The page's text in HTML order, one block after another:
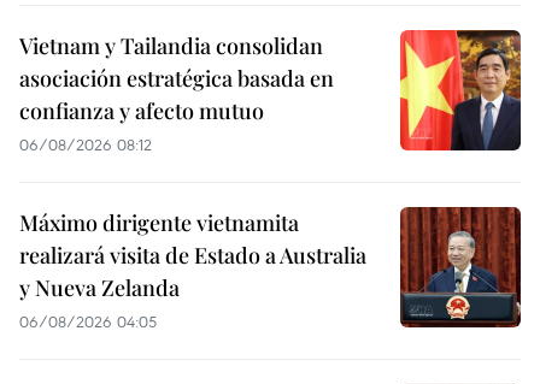
Vietnam y Tailandia consolidan
asociación estratégica basada en
confianza y afecto mutuo
06/08/2026 08:12
Máximo dirigente vietnamita
realizará visita de Estado a Australia
y Nueva Zelanda
06/08/2026 04:05